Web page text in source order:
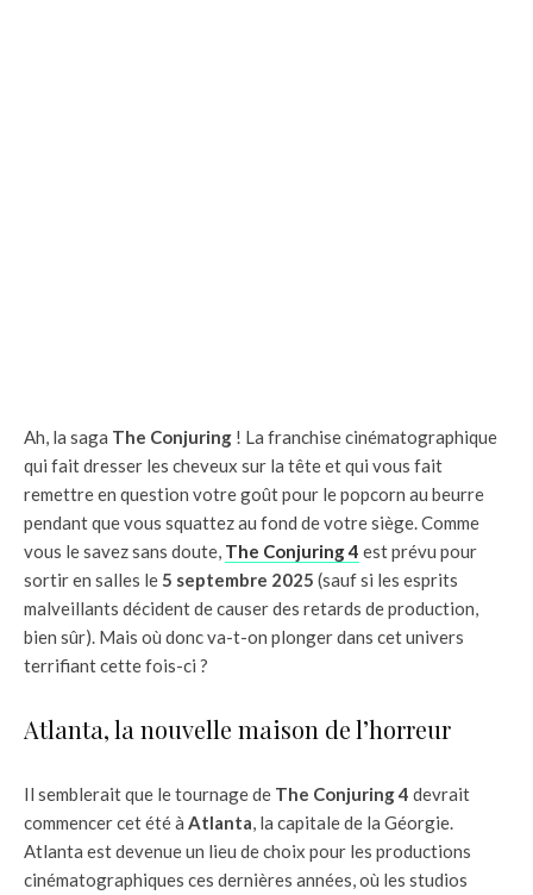
Ah, la saga The Conjuring ! La franchise cinématographique
qui fait dresser les cheveux sur la tête et qui vous fait
remettre en question votre goût pour le popcorn au beurre
pendant que vous squattez au fond de votre siège. Comme
vous le savez sans doute, The Conjuring 4 est prévu pour
sortir en salles le5 septembre 2025 (sauf si les esprits
malveillants décident de causer des retards de production,
bien sûr). Mais où donc va-t-on plonger dans cet univers
terrifiant cette fois-ci ?
Atlanta, la nouvelle maison de l’horreur
Il semblerait que le tournage de The Conjuring 4 devrait
commencer cet été à Atlanta, la capitale de la Géorgie.
Atlanta est devenue un lieu de choix pour les productions
cinématographiques ces dernières années, où les studios